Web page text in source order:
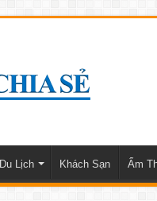
Du Lịch Khách Sạn Ẩm